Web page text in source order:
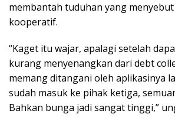
membantah tuduhan yang
kooperatif.
“Kaget itu wajar, apalagi setelah
kurang menyenangkan dari debt
memang ditangani oleh aplikasinya
sudah masuk ke pihak ketiga,
Bahkan bunga jadi sangat tinggi,”